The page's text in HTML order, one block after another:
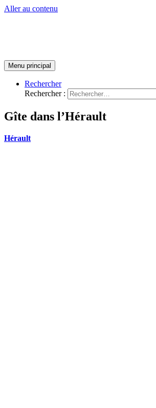
Aller au contenu
Menu principal
Rechercher
Rechercher :
Gîte dans l’Hérault
Hérault